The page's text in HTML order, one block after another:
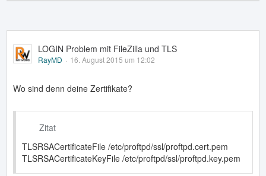
LOGIN Problem mit FileZilla und TLS
RayMD 16. August 2015 um 12:02
Wo sind denn deine Zertifikate?
Zitat
TLSRSACertificateFile /etc/proftpd/ssl/proftpd.cert.pem
TLSRSACertificateKeyFile /etc/proftpd/ssl/proftpd.key.pem